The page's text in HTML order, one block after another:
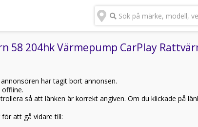
Sök på märke, modell,
58 204hk Värmepump CarPlay
har tagit bort annonsen.
så att länken är korrekt angiven. Om du klickade på
att gå vidare till: